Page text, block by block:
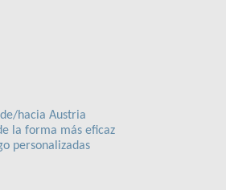
hacia Austria
la forma más eficaz
personalizadas